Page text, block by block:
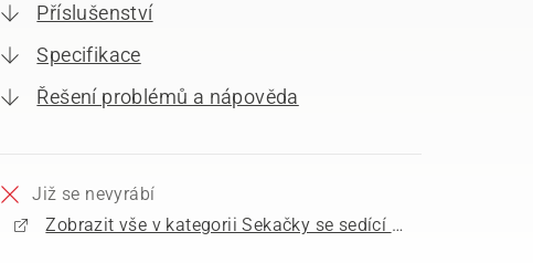
Příslušenství
Specifikace
Řešení problémů a nápověda
Již se nevyrábí
Zobrazit vše v kategorii Sekačky se sedící obsluhou a vpředu zavěšeným žacím ústrojím k prodeji